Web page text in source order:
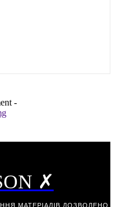
-
✗
МАТЕРІАЛІВ ДОЗВОЛЕНО